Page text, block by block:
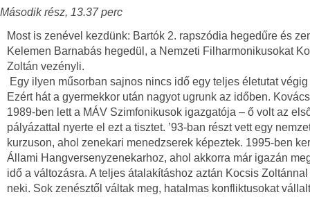
Második rész, 13.37 perc
Most is zenével kezdünk: Bartók 2. rapszódia hegedűre és
Kelemen Barnabás hegedül, a Nemzeti Filharmonikusokat
Zoltán vezényli.
Egy ilyen műsorban sajnos nincs idő egy teljes életutat
Ezért hát a gyermekkor után nagyot ugrunk az időben.
1989-ben lett a MÁV Szimfonikusok igazgatója ­– ő volt az
pályázattal nyerte el ezt a tisztet. ’93-ban részt vett egy
kurzuson, ahol zenekari menedzserek képeztek. 1995-ben
Állami Hangversenyzenekarhoz, ahol akkorra már igazán
idő a változásra. A teljes átalakításhoz aztán Kocsis Zoltánnal
neki. Sok zenésztől váltak meg, hatalmas konfliktusokat